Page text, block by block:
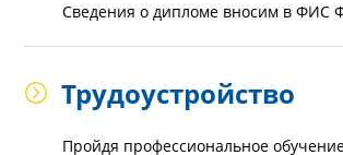
Сведения о дипломе вносим в ФИС
Трудоустройство
Пройдя профессиональное